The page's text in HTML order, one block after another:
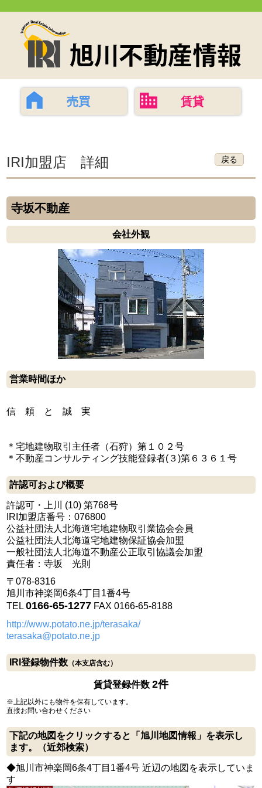
売買 賃貸
IRI加盟店 詳細 戻る
寺坂不動産
会社外観
営業時間ほか
信 頼 と 誠 実
＊宅地建物取引主任者（石狩）第１０２号
＊不動産コンサルティング技能登録者(３)第６３６１号
許認可および概要
許認可・上川 (10) 第768号
IRI加盟店番号：076800
公益社団法人北海道宅地建物取引業協会会員
公益社団法人北海道宅地建物保証協会加盟
一般社団法人北海道不動産公正取引協議会加盟
責任者：寺坂 光則
〒078-8316
旭川市神楽岡6条4丁目1番4号
TEL0166-65-1277 FAX 0166-65-8188
http://www.potato.ne.jp/terasaka/
terasaka@potato.ne.jp
IRI登録物件数 （本支店含む）
賃貸登録件数 2件
※上記以外にも物件を保有しています。
直接お問い合わせください
下記の地図をクリックすると「旭川地図情報」を表示し
ます。（近郊検索）
◆旭川市神楽岡6条4丁目1番4号 近辺の地図を表示していま
す